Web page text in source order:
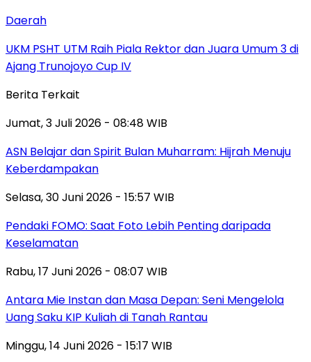
Daerah
UKM PSHT UTM Raih Piala Rektor dan Juara Umum 3 di
Ajang Trunojoyo Cup IV
Berita Terkait
Jumat, 3 Juli 2026 - 08:48 WIB
ASN Belajar dan Spirit Bulan Muharram: Hijrah Menuju
Keberdampakan
Selasa, 30 Juni 2026 - 15:57 WIB
Pendaki FOMO: Saat Foto Lebih Penting daripada
Keselamatan
Rabu, 17 Juni 2026 - 08:07 WIB
Antara Mie Instan dan Masa Depan: Seni Mengelola
Uang Saku KIP Kuliah di Tanah Rantau
Minggu, 14 Juni 2026 - 15:17 WIB